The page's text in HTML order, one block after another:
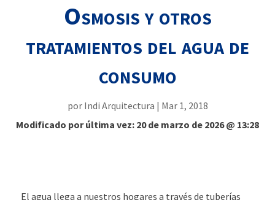
Osmosis y otros
tratamientos del agua de
consumo
por Indi Arquitectura | Mar 1, 2018
Modificado por última vez: 20 de marzo de 2026 @ 13:28
El agua llega a nuestros hogares a través de tuberías